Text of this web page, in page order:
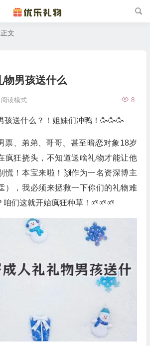
正文
物男孩送什么
8
阅读模式
孩送什么？！姐妹们冲鸭！🥳🥳🥳
票、弟弟、哥哥、甚至暗恋对象18岁
疯狂挠头，不知道送啥礼物才能让他
慌！本宝来啦！🙌作为一名资深博主
），我必须来拯救一下你们的礼物难
咱们这就开始疯狂种草！🌱🌱🌱